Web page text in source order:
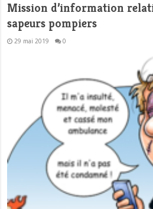
Mission d’information
sapeurs pompiers
29 mai 2019 0